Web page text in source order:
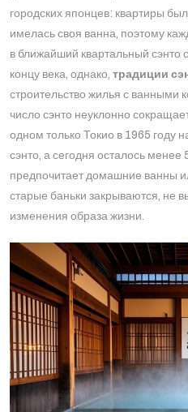
городских японцев: квартиры
имелась своя ванна, поэтому
в ближайший квартальный сэнто
концу века, однако, традиции
строительство жилья с ванными
число сэнто неуклонно
одном только Токио в 1965 году
сэнто, а сегодня осталось
предпочитает домашние ванны
старые баньки закрываются, не
изменения образа жизни.